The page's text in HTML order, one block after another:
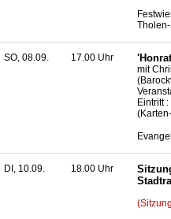
SO, 08.09. 17.00 Uhr
mit
Eintritt
DI, 10.09. 18.00 Uhr